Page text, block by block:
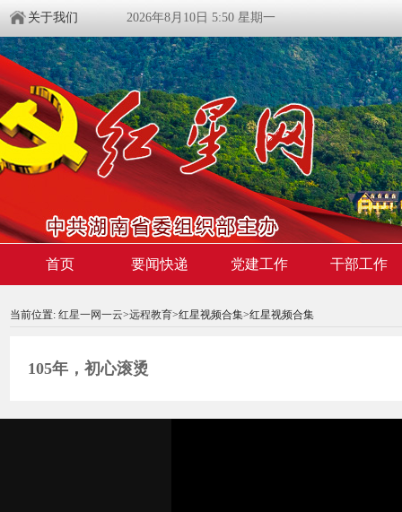
关于我们 2026年8月10日 5:50 星期一
首页 要闻快递 党建工作 干部工作
当前位置: 红星一网一云>远程教育>红星视频合集>红星视频合集
105年，初心滚烫
00:00:00 / 00:00